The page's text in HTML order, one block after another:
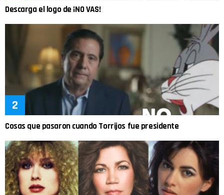
Descarga el logo de ¡NO VAS!
Cosas que pasaron cuando Torrijos fue presidente